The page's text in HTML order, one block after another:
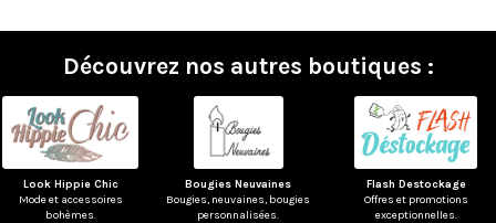
Découvrez nos autres boutiques :
Look Hippie Chic
Mode et accessoires
bohèmes.
Bougies Neuvaines
Bougies, neuvaines, bougies
personnalisées.
Flash Destockage
Offres et promotions
exceptionnelles.